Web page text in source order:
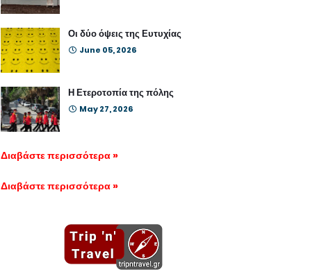
Οι δύο όψεις της Ευτυχίας
June 05, 2026
Η Ετεροτοπία της πόλης
May 27, 2026
Διαβάστε περισσότερα »
Διαβάστε περισσότερα »